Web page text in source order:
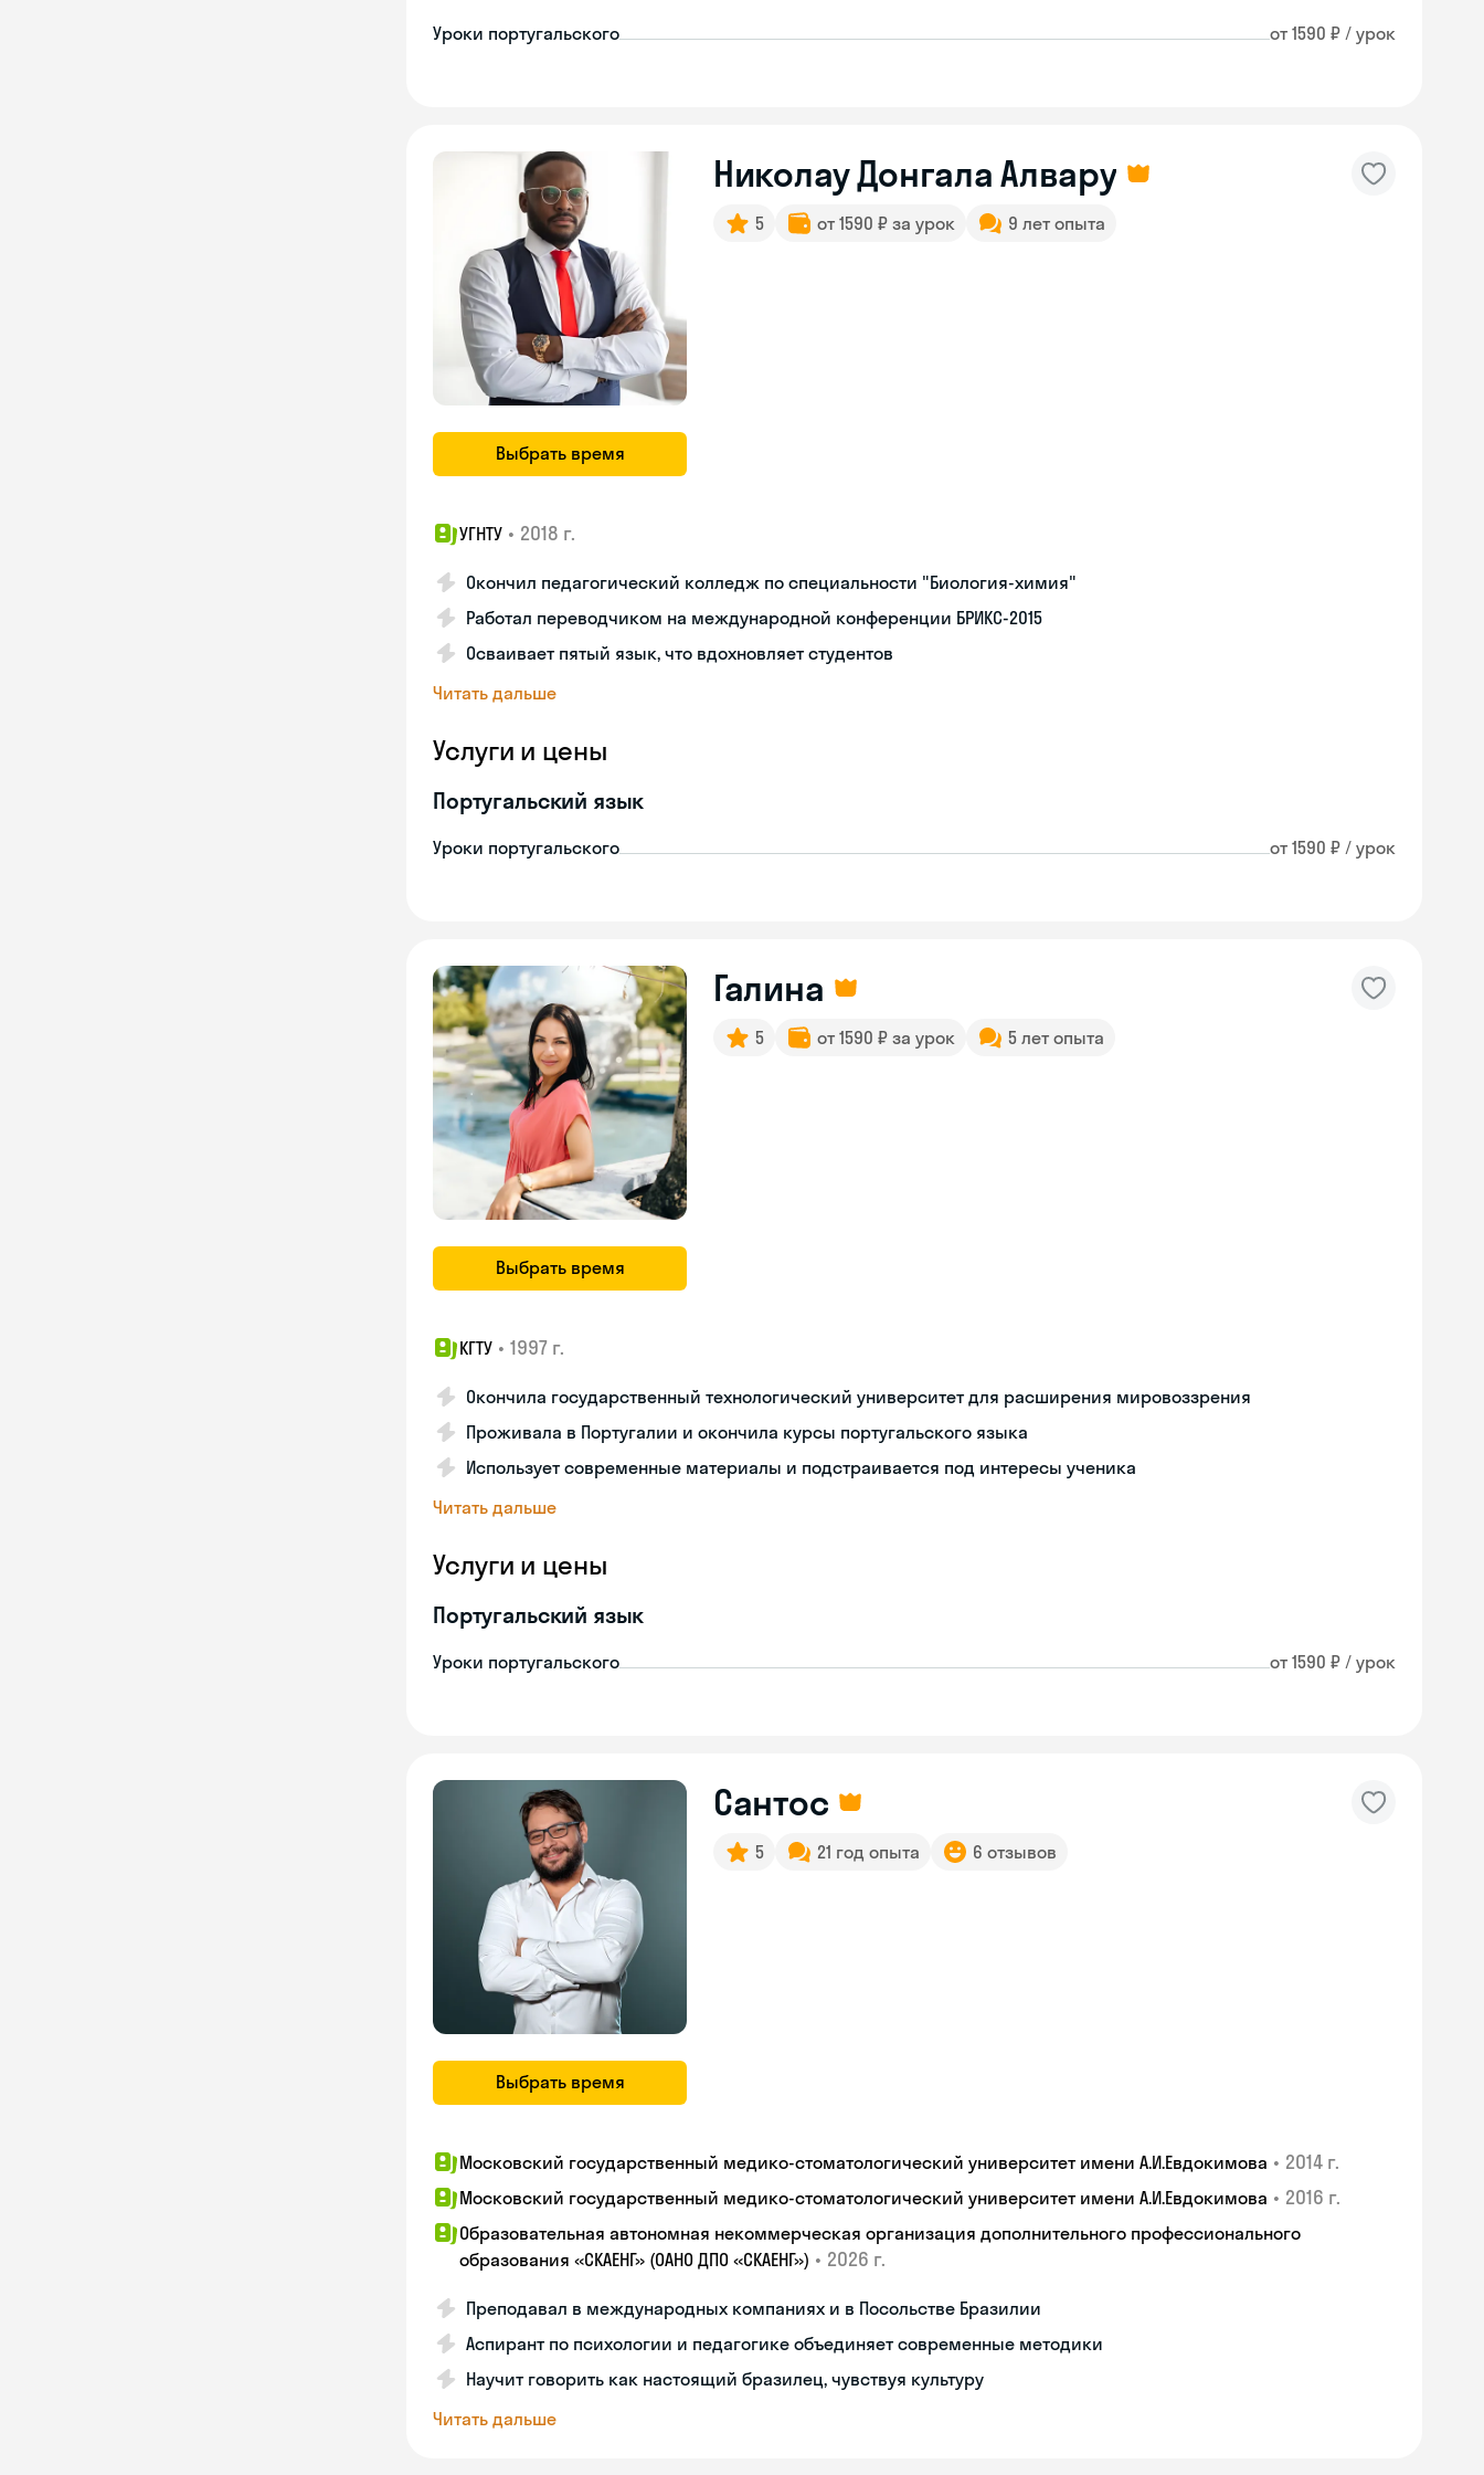
Уроки португальского от 1590 ₽ / урок
Выбрать время
Николау Донгала Алвару
5 от 1590 ₽ за урок 9 лет опыта
УГНТУ • 2018 г.
Окончил педагогический колледж по специальности "Биология-химия"
Работал переводчиком на международной конференции БРИКС-2015
Осваивает пятый язык, что вдохновляет студентов
Читать дальше
Услуги и цены
Португальский язык
Уроки португальского от 1590 ₽ / урок
Выбрать время
Галина
5 от 1590 ₽ за урок 5 лет опыта
КГТУ • 1997 г.
Окончила государственный технологический университет для расширения мировоззрения
Проживала в Португалии и окончила курсы португальского языка
Использует современные материалы и подстраивается под интересы ученика
Читать дальше
Услуги и цены
Португальский язык
Уроки португальского от 1590 ₽ / урок
Выбрать время
Сантос
5 21 год опыта 6 отзывов
Московский государственный медико-стоматологический университет имени А.И.Евдокимова • 2014 г.
Московский государственный медико-стоматологический университет имени А.И.Евдокимова • 2016 г.
Образовательная автономная некоммерческая организация дополнительного профессионального
образования «СКАЕНГ» (ОАНО ДПО «СКАЕНГ») • 2026 г.
Преподавал в международных компаниях и в Посольстве Бразилии
Аспирант по психологии и педагогике объединяет современные методики
Научит говорить как настоящий бразилец, чувствуя культуру
Читать дальше